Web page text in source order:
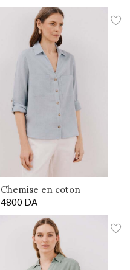
Chemise en coton
4800 DA